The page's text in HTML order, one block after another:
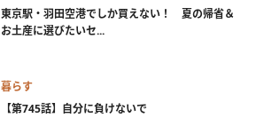
東京駅・羽田空港でしか買えない！ 夏の帰省＆
お土産に選びたいセ...
暮らす
【第745話】自分に負けないで